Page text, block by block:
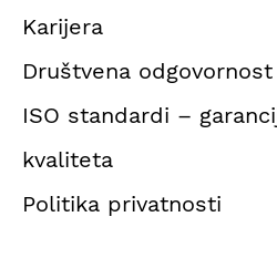
Karijera
Društvena odgovornost
ISO standardi –
kvaliteta
Politika privatnosti